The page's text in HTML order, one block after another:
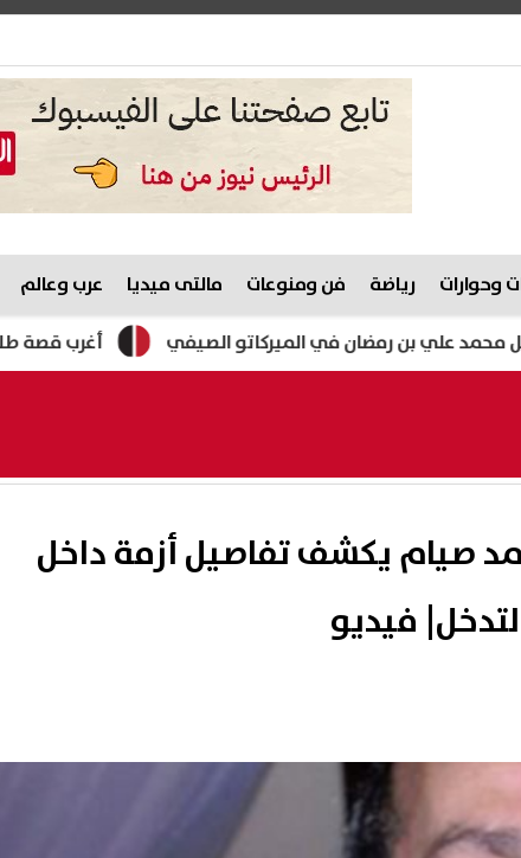
وحوارات رياضة فن ومنوعات مالتى ميديا عرب وعالم
أغرب قصة طلاق.. نقيب بن رمضان في الميركاتو الصيفي
صيام يكشف تفاصيل أزمة داخل
فيديو